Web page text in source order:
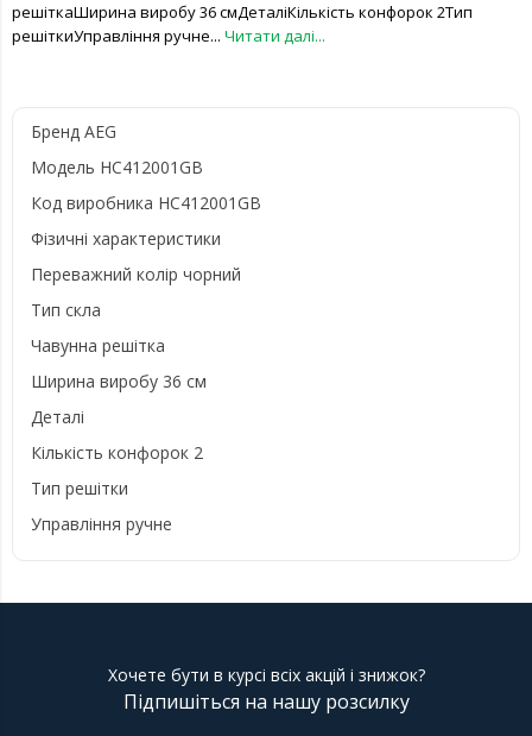
решіткаШирина виробу 36 смДеталіКількість конфорок 2Тип
решіткиУправління ручне... Читати далі...
Бренд AEG
Модель HC412001GB
Код виробника HC412001GB
Фізичні характеристики
Переважний колір чорний
Тип скла
Чавунна решітка
Ширина виробу 36 см
Деталі
Кількість конфорок 2
Тип решітки
Управління ручне
Хочете бути в курсі всіх акцій і знижок?
Підпишіться на нашу розсилку